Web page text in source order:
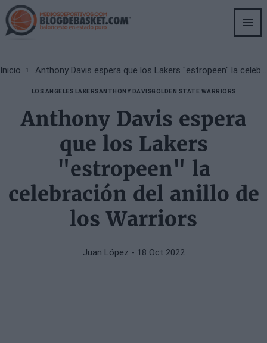
Skip
to
main
Breadcrumb
Inicio Anthony Davis espera que los Lakers "estropeen" la celebración del anillo de los Warriors
LOS ANGELES LAKERSANTHONY DAVISGOLDEN STATE WARRIORS
Anthony Davis espera
que los Lakers
"estropeen" la
celebración del anillo de
los Warriors
Juan López - 18 Oct 2022